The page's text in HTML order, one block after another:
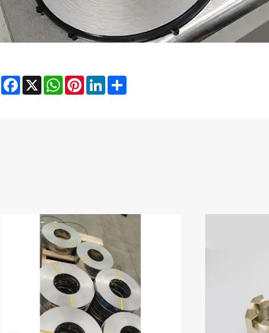
Facebook
X WhatsApp
PinterestLinkedIn